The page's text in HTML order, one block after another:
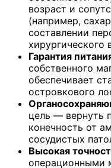
возраст и
(например,
составлении
хирургического
Гарантия
собственного
обеспечивает
островкового
цель — вернуть
конечность от
сосудистых
Высокая
операционными